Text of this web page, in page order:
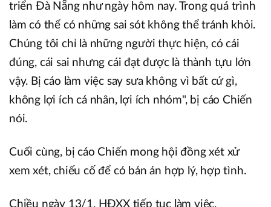
triển Đà Nẵng như ngày hôm nay. Trong quá trình
làm có thể có những sai sót không thể tránh khỏi.
Chúng tôi chỉ là những người thực hiện, có cái
đúng, cái sai nhưng cái đạt được là thành tựu lớn
vậy. Bị cáo làm việc say sưa không vì bất cứ gì,
không lợi ích cá nhân, lợi ích nhóm", bị cáo Chiến
nói.
Cuối cùng, bị cáo Chiến mong hội đồng xét xử
xem xét, chiếu cố để có bản án hợp lý, hợp tình.
Chiều ngày 13/1, HĐXX tiếp tục làm việc.